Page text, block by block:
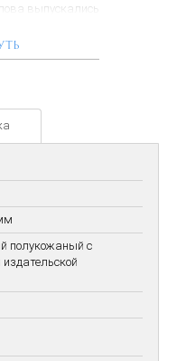
выпускались
(1915, 1919, 1921),
(1918, 1919, 1947),
полукожаный с